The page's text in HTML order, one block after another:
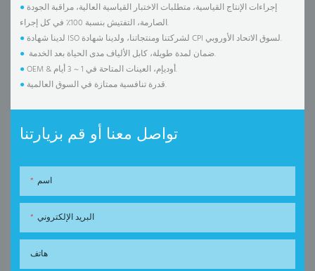
● إجراءات الإنتاج القياسية، متطلبات الاختبار القياسية العالية، مراقبة الجودة
الصارمة، التفتيش بنسبة 100٪ في كل إجراء.
●
لدينا شهادة ISO لشركتنا ومنتجاتنا، ولدينا شهادة CPI لسوق الاتحاد الأوروبي.
●
ضمان لمدة طويلة، كابل الألياف مدى الحياة بعد الخدمة.
●
OEM & أوديإم، العينات المتاحة في 1 ~ 3 أيام.
●
قدرة تنافسية ممتازة في السوق العالمية.
تواصل معنا أو قم بزيارتنا
اسم
البريد الإلكتروني
هاتف